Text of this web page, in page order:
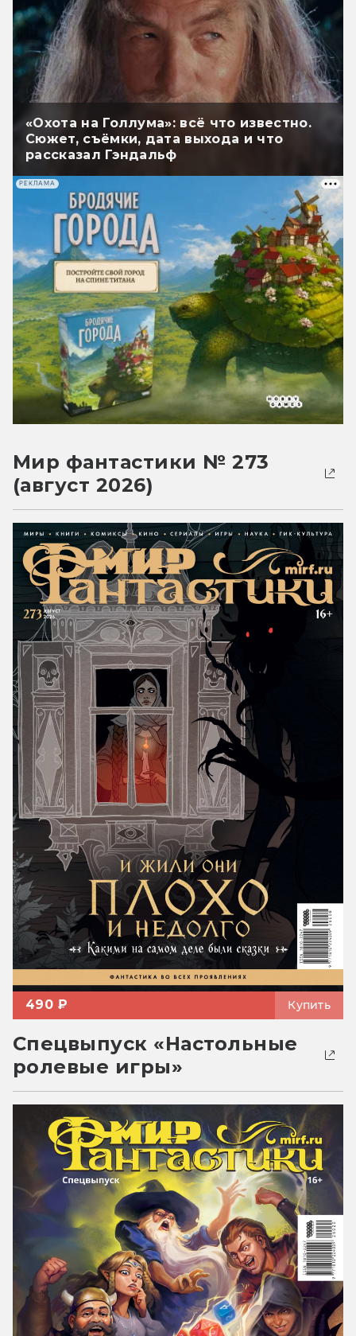
«Охота на Голлума»: всё что известно.
Сюжет, съёмки, дата выхода и что
рассказал Гэндальф
РЕКЛАМА
Мир фантастики № 273
(август 2026)
490 ₽ Купить
Спецвыпуск «Настольные
ролевые игры»